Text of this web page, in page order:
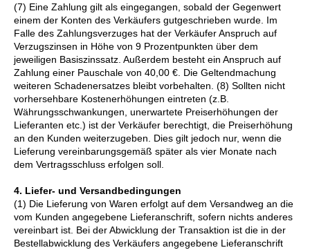
(7) Eine Zahlung gilt als eingegangen, sobald der Gegenwert
einem der Konten des Verkäufers gutgeschrieben wurde. Im
Falle des Zahlungsverzuges hat der Verkäufer Anspruch auf
Verzugszinsen in Höhe von 9 Prozentpunkten über dem
jeweiligen Basiszinssatz. Außerdem besteht ein Anspruch auf
Zahlung einer Pauschale von 40,00 €. Die Geltendmachung
weiteren Schadenersatzes bleibt vorbehalten. (8) Sollten nicht
vorhersehbare Kostenerhöhungen eintreten (z.B.
Währungsschwankungen, unerwartete Preiserhöhungen der
Lieferanten etc.) ist der Verkäufer berechtigt, die Preiserhöhung
an den Kunden weiterzugeben. Dies gilt jedoch nur, wenn die
Lieferung vereinbarungsgemäß später als vier Monate nach
dem Vertragsschluss erfolgen soll.
4. Liefer- und Versandbedingungen
(1) Die Lieferung von Waren erfolgt auf dem Versandweg an die
vom Kunden angegebene Lieferanschrift, sofern nichts anderes
vereinbart ist. Bei der Abwicklung der Transaktion ist die in der
Bestellabwicklung des Verkäufers angegebene Lieferanschrift